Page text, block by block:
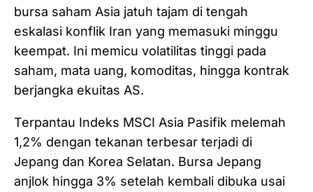
bursa saham Asia jatuh tajam di tengah
eskalasi konflik Iran yang memasuki minggu
keempat. Ini memicu volatilitas tinggi pada
saham, mata uang, komoditas, hingga kontrak
berjangka ekuitas AS.
Terpantau Indeks MSCI Asia Pasifik melemah
1,2% dengan tekanan terbesar terjadi di
Jepang dan Korea Selatan. Bursa Jepang
anjlok hingga 3% setelah kembali dibuka usai